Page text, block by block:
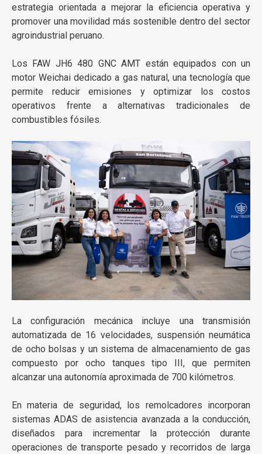
estrategia orientada a mejorar la eficiencia operativa y
promover una movilidad más sostenible dentro del sector
agroindustrial peruano.
Los FAW JH6 480 GNC AMT están equipados con un
motor Weichai dedicado a gas natural, una tecnología que
permite reducir emisiones y optimizar los costos
operativos frente a alternativas tradicionales de
combustibles fósiles.
La configuración mecánica incluye una transmisión
automatizada de 16 velocidades, suspensión neumática
de ocho bolsas y un sistema de almacenamiento de gas
compuesto por ocho tanques tipo III, que permiten
alcanzar una autonomía aproximada de 700 kilómetros.
En materia de seguridad, los remolcadores incorporan
sistemas ADAS de asistencia avanzada a la conducción,
diseñados para incrementar la protección durante
operaciones de transporte pesado y recorridos de larga